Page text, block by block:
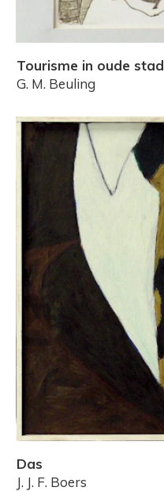
Tourisme in oude stad
G. M. Beuling
Das
J. J. F. Boers